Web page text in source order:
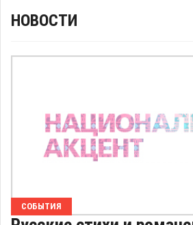
НОВОСТИ
СОБЫТИЯ